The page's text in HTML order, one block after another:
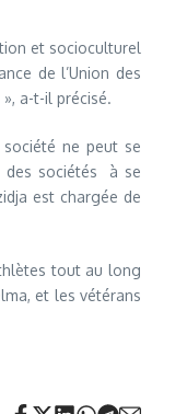
et socioculturel
de l’Union des
a-t-il précisé.
ne peut se
des sociétés à se
est chargée de
tout au long
et les vétérans